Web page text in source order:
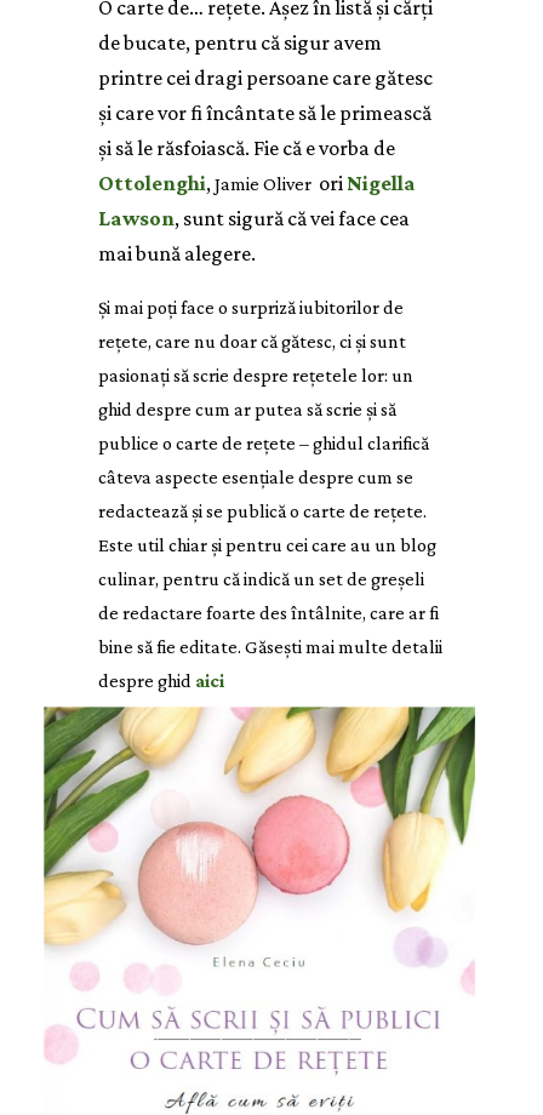
O carte de… rețete. Așez în listă și cărți
de bucate, pentru că sigur avem
printre cei dragi persoane care gătesc
și care vor fi încântate să le primească
și să le răsfoiască. Fie că e vorba de
Ottolenghi,Jamie Oliverori Nigella
Lawson, sunt sigură că vei face cea
mai bună alegere.
Și mai poți face o surpriză iubitorilor de
rețete, care nu doar că gătesc, ci și sunt
pasionați să scrie despre rețetele lor: un
ghid despre cum ar putea să scrie și să
publice o carte de rețete – ghidul clarifică
câteva aspecte esențiale despre cum se
redactează și se publică o carte de rețete.
Este util chiar și pentru cei care au un blog
culinar, pentru că indică un set de greșeli
de redactare foarte des întâlnite, care ar fi
bine să fie editate. Găsești mai multe detalii
despre ghid aici